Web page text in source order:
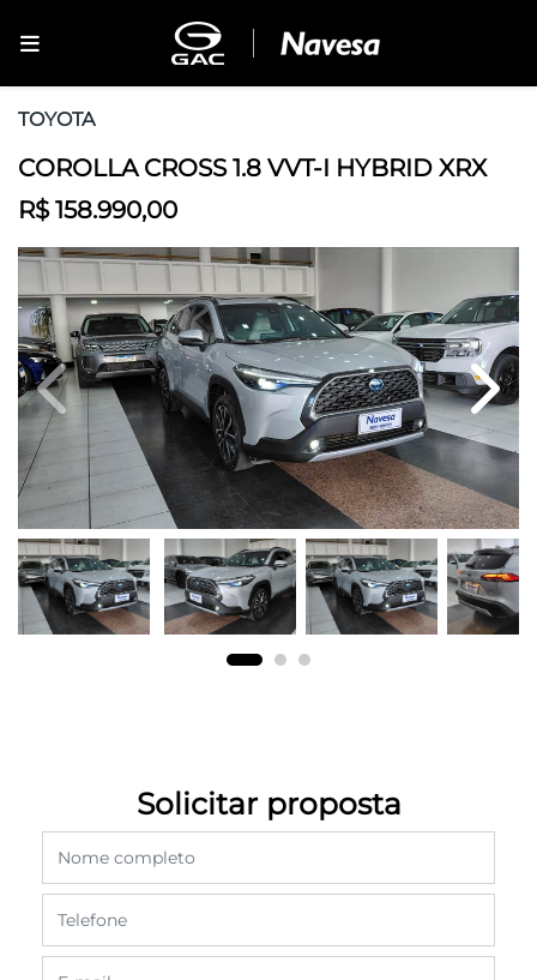
TOYOTA
COROLLA CROSS 1.8 VVT-I HYBRID XRX
R$ 158.990,00
Previous Next
Solicitar proposta